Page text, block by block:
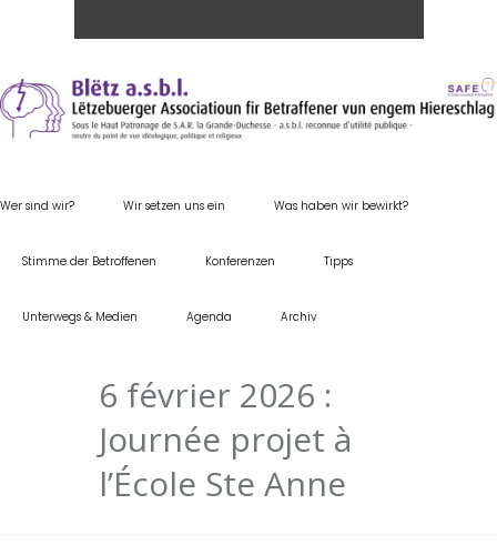
Wer sind wir? Wir setzen uns ein Was haben wir bewirkt?
Stimme der Betroffenen Konferenzen Tipps
Unterwegs & Medien Agenda Archiv
6 février 2026 :
Journée projet à
l’École Ste Anne